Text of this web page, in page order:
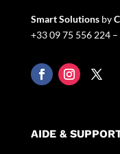
Smart Solutions by
+3309 75 556 224 –
AIDE &